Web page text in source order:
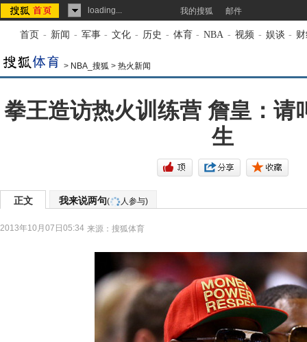
loading... 我的搜狐 邮件
首页 - 新闻 - 军事 - 文化 - 历史 - 体育 - NBA - 视频 - 娱谈 -
> NBA_搜狐 > 热火新闻
拳王造访热火训练营 詹皇：请
生
正文 我来说两句( 人参与)
2013年10月07日05:34 来源： 搜狐体育